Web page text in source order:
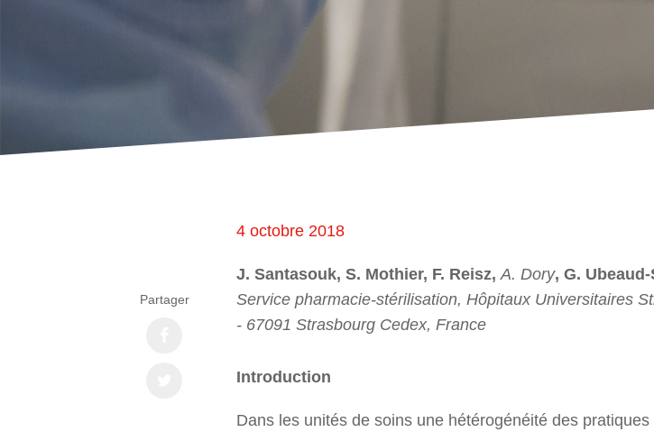
4 octobre 2018
J. Santasouk, S. Mothier, F. Reisz, A. Dory, G.
Service pharmacie-stérilisation, Hôpitaux Universitaires
- 67091 Strasbourg Cedex, France
Introduction
Dans les unités de soins une hétérogénéité des
Partager